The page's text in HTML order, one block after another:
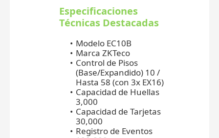
Especificaciones
Técnicas Destacadas
Modelo EC10B
Marca ZKTeco
Control de Pisos
(Base/Expandido) 10 /
Hasta 58 (con 3x EX16)
Capacidad de Huellas
3,000
Capacidad de Tarjetas
30,000
Registro de Eventos